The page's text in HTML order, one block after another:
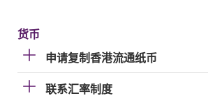
货币
申请复制香港流通纸币
联系汇率制度